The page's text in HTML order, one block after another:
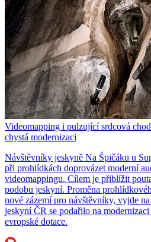
Videomapping i pulzující srdcová
chystá modernizaci
Návštěvníky jeskyně Na Špičáku u
při prohlídkách doprovázet moderní
videomappingu. Cílem je přiblížit
podobu jeskyní. Proměna
nové zázemí pro návštěvníky, vyjde
jeskyní ČR se podařilo na
evropské dotace.